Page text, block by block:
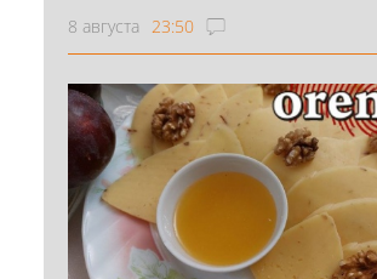
8 августа 23:50